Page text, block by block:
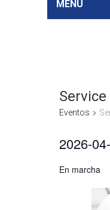
MENU
Service
Eventos
2026-
En marcha